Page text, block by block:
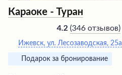
Караоке - Туран
4.2 (346 отзывов)
Ижевск, ул. Лесозаводская, 25а
Подарок за бронирование